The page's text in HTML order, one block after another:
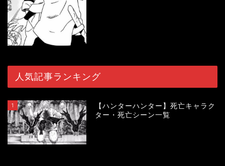
人気記事ランキング
1
【ハンターハンター】死亡キャラク
ター・死亡シーン一覧